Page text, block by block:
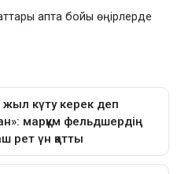
апта бойы өңірлерде